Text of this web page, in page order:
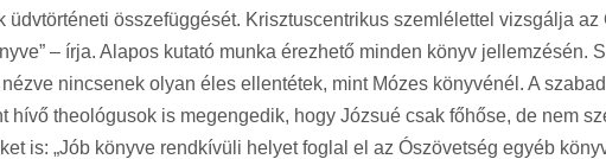
összefüggését. Krisztuscentrikus szemlélettel vizsgálja
– írja. Alapos kutató munka érezhető minden könyv jellemzésén.
nincsenek olyan éles ellentétek, mint Mózes könyvénél. A
theológusok is megengedik, hogy Józsué csak főhőse, de nem
is: „Jób könyve rendkívüli helyet foglal el az Ószövetség egyéb